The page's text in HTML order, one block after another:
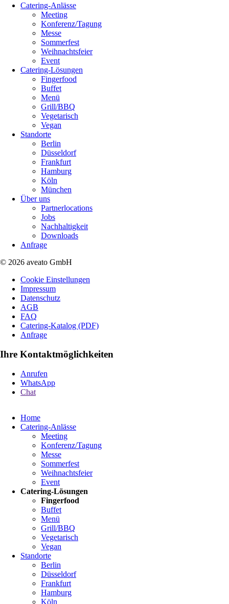
Catering-Anlässe
Meeting
Konferenz/Tagung
Messe
Sommerfest
Weihnachtsfeier
Event
Catering-Lösungen
Fingerfood
Buffet
Menü
Grill/BBQ
Vegetarisch
Vegan
Standorte
Berlin
Düsseldorf
Frankfurt
Hamburg
Köln
München
Über uns
Partnerlocations
Jobs
Nachhaltigkeit
Downloads
Anfrage
© 2026 aveato GmbH
Cookie Einstellungen
Impressum
Datenschutz
AGB
FAQ
Catering-Katalog (PDF)
Anfrage
Ihre Kontaktmöglichkeiten
Anrufen
WhatsApp
Chat
überspringen
Home
Catering-Anlässe
Meeting
Konferenz/Tagung
Messe
Sommerfest
Weihnachtsfeier
Event
Catering-Lösungen
Fingerfood
Buffet
Menü
Grill/BBQ
Vegetarisch
Vegan
Standorte
Berlin
Düsseldorf
Frankfurt
Hamburg
Köln